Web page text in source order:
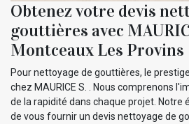
Obtenez votre devis
gouttières avec
Montceaux Les Provins
Pour nettoyage de gouttières, le
chez MAURICE S. . Nous comprenons
de la rapidité dans chaque projet. Notre
de vous fournir un devis nettoyage de